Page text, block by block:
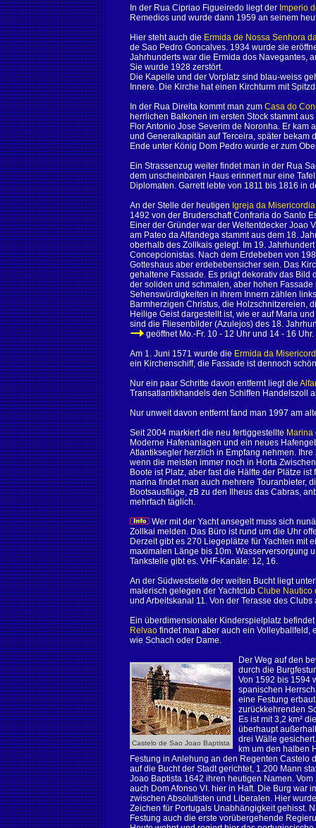
In der Rua Cipriao Figueiredo liegt der Imperio
Remedios und wurde dann 1959 an seinem
Hier steht auch die Ermida de Nossa Senhora
de Sao Pedro Goncalves. 1934 wurde sie
Jahrhunderts war die Ermida dos Navegantes,
Sie wurde 1928 zerstört.
Die Kapelle und der Vorplatz sind blau-weiss
Innere. Die Kirche hat einen Kirchturm mit
In der Rua Direita kommt man zum Casa do
herrlichen Balkonen im ersten Stock stammt
Flor Antonio Jose Severim de Noronha. Er kam
und Generalkapitän auf Terceira, später bekam
Ende unter König Dom Pedro wurde er zum
Ein Strassenzug weiter findet man in der Rua
dem unscheinbaren Haus erinnert nur eine
Diplomaten. Garrett lebte von 1811 bis 1816 in
An der Stelle der heutigen Igreja da Misericordia
1492 von der Bruderschaft Confraria do Santo
Einer der Gründer war der Weltentdecker Joao
am Pateo da Alfandega stammt aus dem 18.
oberhalb des Zollkais gelegt. Im 19.
Concepcionistas. Nach dem Erdebeben von
Gotteshaus aber erdebebensicher sein. Das
gehaltene Fassade. Es prägt dekorativ das
der soliden und schmalen, aber hohen
Sehenswürdigkeiten in ihrem Innern zählen
Barmherzigen Christus, die Holzschnitzereien,
Heilige Geist dargestellt ist, wie er auf Maria
sind die Fliesenbilder (Azulejos) des 18.
geöffnet Mo.-Fr. 10 - 12 Uhr und 14 - 16 Uhr.
Am 1. Juni 1571 wurde die Ermida da
ein Kirchenschiff, die Fassade ist dennoch
Nur ein paar Schritte davon entfernt liegt die
Transatlantikhandels den Schiffen Handelszoll
Nur unweit davon entfernt fand man 1997 am
Seit 2004 markiert die neu fertiggestellte Marina
Moderne Hafenanlagen und ein neues
Atlantiksegler herzlich in Empfang nehmen. Ihre
wenn die meisten immer noch in Horta
Boote ist Platz, aber fast die Hälfte der Plätze ist
marina findet man auch mehrere Touranbieter,
Bootsausflüge, zB zu den Ilheus das Cabras,
mehrfach täglich.
Wer mit der Yacht ansegelt muss sich
Zollkai melden. Das Büro ist rund um die Uhr
Derzeit gibt es 270 Liegeplätze für Yachten mit
maximalen Länge bis 10m. Wasserversorgung
Tankstelle gibt es. VHF-Kanäle: 12, 16.
An der Südwestseite der weiten Bucht liegt
malerisch gelegen der Yachtclub Clube Nautico
und Arbeitskanal 11. Von der Terasse des
Ein überdimensionaler Kinderspielplatz
Relvao findet man aber auch ein Volleyballfeld,
wie Schach oder Dame.
Castelo de Sao Joao Baptista
Der Weg auf den
durch die
Von 1592 bis 1594
spanischen
eine Festung
zurückkehrenden
Es ist mit 3,2 km²
überhaupt
drei Wälle
km um den halben
Festung in Anlehung an den Regenten
auf die Bucht der Stadt gerichtet, 1.200 Mann
Joao Baptista 1642 ihren heutigen Namen.
auch Dom Afonso VI. hier in Haft. Die Burg war
zwischen Absolutisten und Liberalen. Hier
Zeichen für Portugals Unabhängigkeit gehisst.
Festung auch die erste vorübergehende